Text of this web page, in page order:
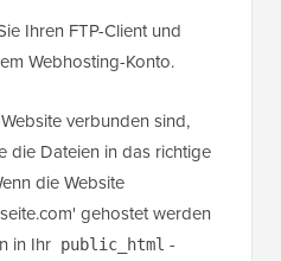
Ihren FTP-Client und
Webhosting-Konto.
verbunden sind,
die Dateien in das richtige
die Website
gehostet werden
in Ihr public_html -